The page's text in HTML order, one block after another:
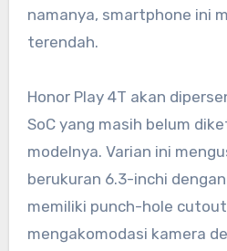
namanya, smartphone ini
terendah.
Honor Play 4T akan
SoC yang masih belum
modelnya. Varian ini
berukuran 6.3-inchi
memiliki punch-hole
mengakomodasi kamera